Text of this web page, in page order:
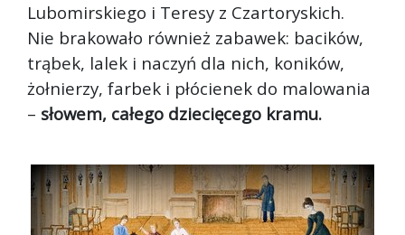
Lubomirskiego i Teresy z Czartoryskich.
Nie brakowało również zabawek: bacików,
trąbek, lalek i naczyń dla nich, koników,
żołnierzy, farbek i płócienek do malowania
– słowem, całego dziecięcego kramu.